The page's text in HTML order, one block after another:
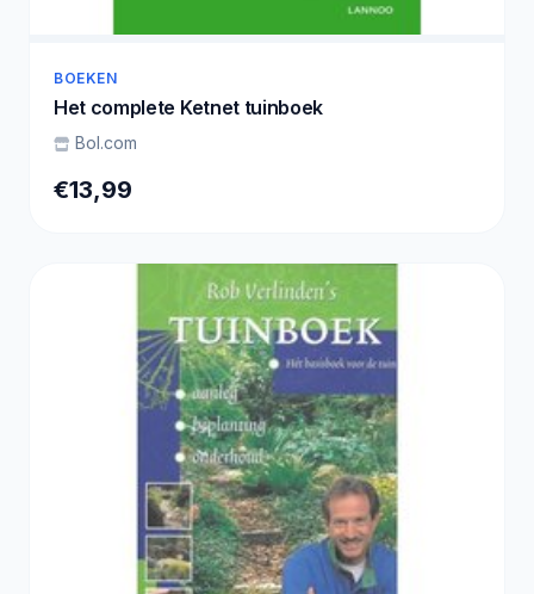
BOEKEN
Het complete Ketnet tuinboek
Bol.com
€13,99